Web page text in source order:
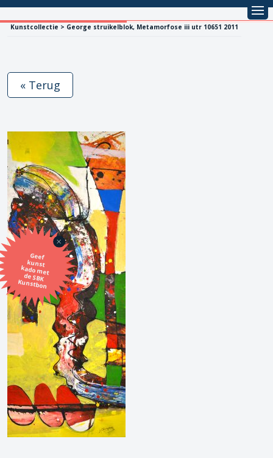
Kunstcollectie > George struikelblok, Metamorfose iii utr 10651 2011
Geef
kunst
kado met
de SBK
Kunstbon
« Terug